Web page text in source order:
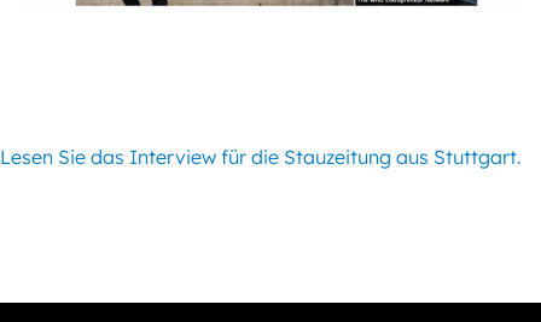
Lesen Sie das Interview für die Stauzeitung aus Stuttgart.